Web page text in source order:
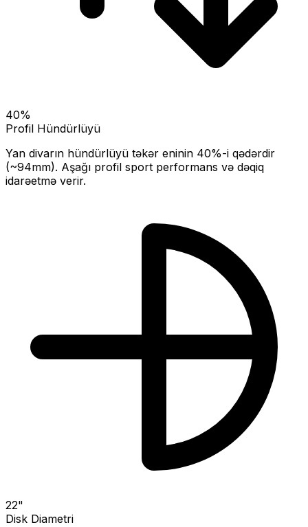
40%
Profil Hündürlüyü
Yan divarın hündürlüyü təkər eninin 40%-i qədərdir
(~94mm). Aşağı profil sport performans və dəqiq
idarəetmə verir.
22"
Disk Diametri